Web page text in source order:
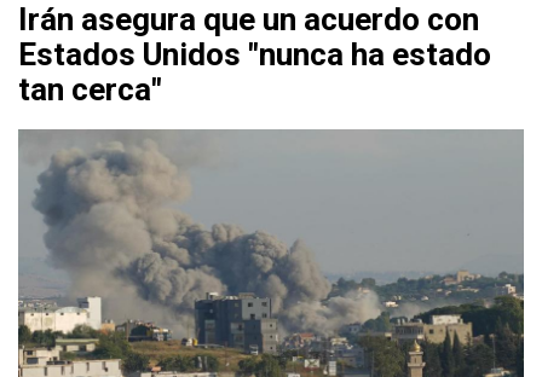
Irán asegura que un acuerdo con
Estados Unidos "nunca ha estado
tan cerca"